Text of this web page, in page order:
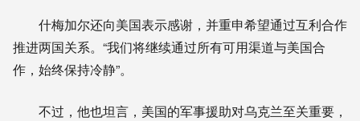
什梅加尔还向美国表示感谢，并重申希望通过互利合作
推进两国关系。“我们将继续通过所有可用渠道与美国合
作，始终保持冷静”。
不过，他也坦言，美国的军事援助对乌克兰至关重要，